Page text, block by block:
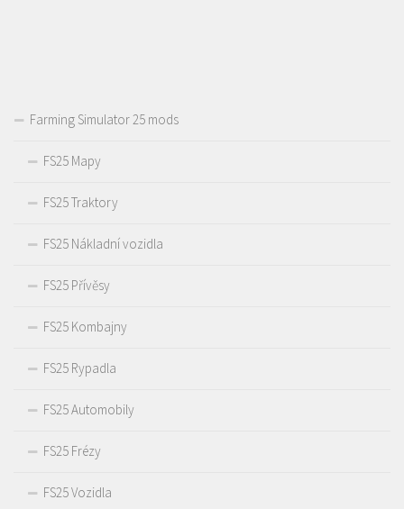
Farming Simulator 25 mods
FS25 Mapy
FS25 Traktory
FS25 Nákladní vozidla
FS25 Přívěsy
FS25 Kombajny
FS25 Rypadla
FS25 Automobily
FS25 Frézy
FS25 Vozidla